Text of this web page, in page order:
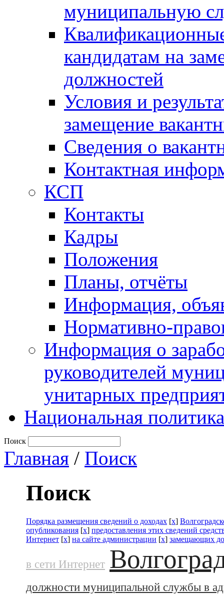
муниципальную
кандидатам на
должностей
Условия и
замещение
Сведения о
Контактная
КСП
Контакты
Кадры
Положения
Планы, отчёты
Информация,
Нормативно-
Информация о
руководителей
унитарных
Национальная политика
Поиск
Главная / Поиск
Поиск
Порядка размещения сведений о доходах [x]
опубликования [x] предоставления этих сведений
Интернет [x] на сайте администрации [x] замещающих
в сети Интернет
должности муниципальной службы в